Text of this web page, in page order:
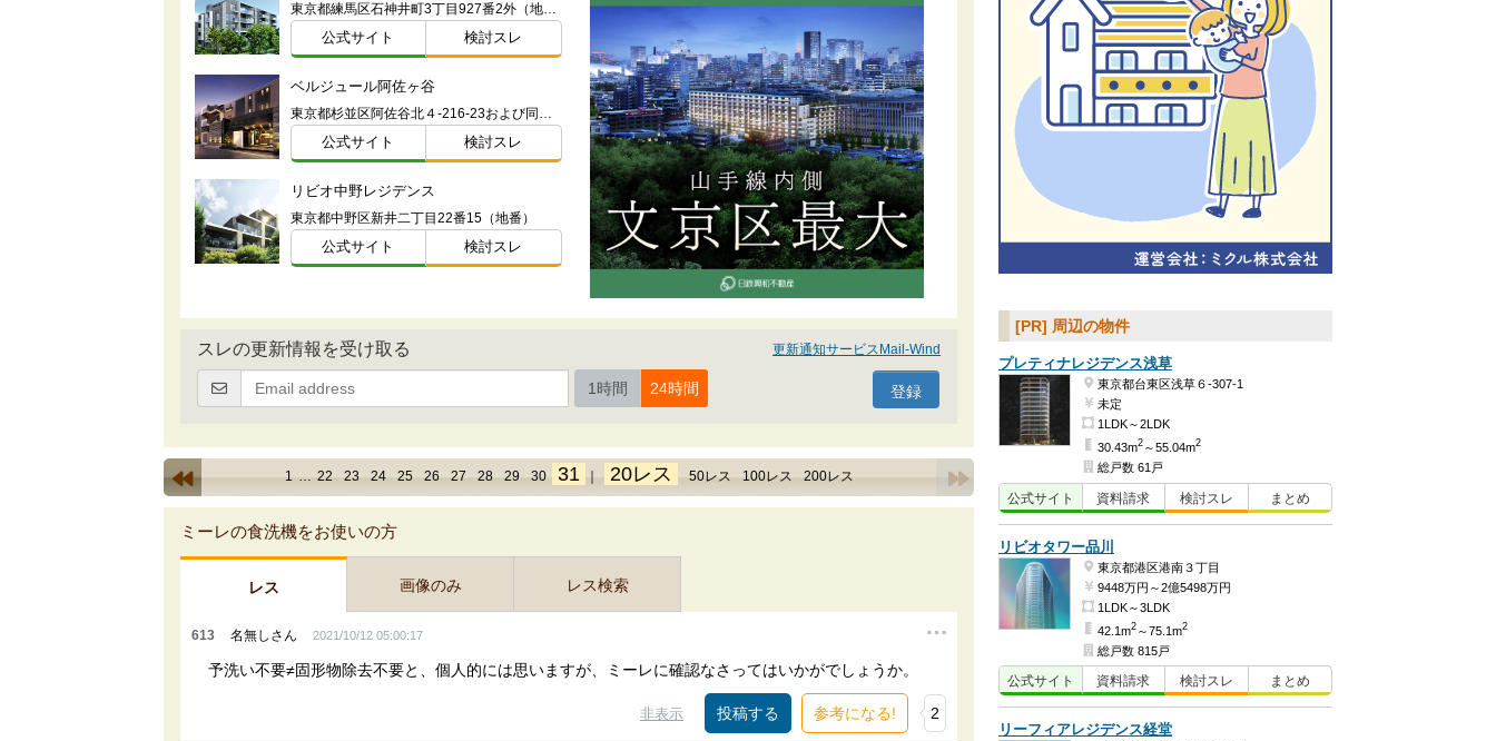
東京都練馬区石神井町3丁目927番2外（地番）
公式サイト 検討スレ
ベルジュール阿佐ヶ谷
東京都杉並区阿佐谷北４-216-23および同番2（地番）
公式サイト 検討スレ
リビオ中野レジデンス
東京都中野区新井二丁目22番15（地番）
公式サイト 検討スレ
スレの更新情報を受け取る 更新通知サービスMail-Wind
1時間 24時間
1 … 22 23 24 25 26 27 28 29 30 31 ｜ 20レス 50レス 100レス 200レス
ミーレの食洗機をお使いの方
レス 画像のみ レス検索
613 名無しさん 2021/10/12 05:00:17
予洗い不要≠固形物除去不要と、個人的には思いますが、ミーレに確認なさってはいかがでしょうか。
非表示 参考になる! 2
[PR] 周辺の物件
プレティナレジデンス浅草
東京都台東区浅草６-307-1
未定
1LDK～2LDK
30.43m2 ～55.04m2
総戸数 61戸
公式サイト 資料請求 検討スレ まとめ
リビオタワー品川
東京都港区港南３丁目
9448万円～2億5498万円
1LDK～3LDK
42.1m2 ～75.1m2
総戸数 815戸
公式サイト 資料請求 検討スレ まとめ
リーフィアレジデンス経堂